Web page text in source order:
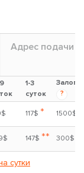
Адрес подачи
1-3
суток
Залог
?
117$ * 1500$
147$ ** 300$
сутки